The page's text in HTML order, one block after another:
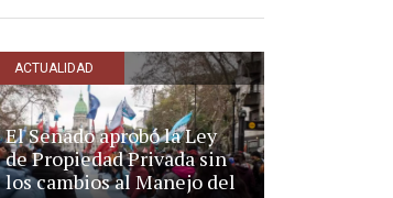
ACTUALIDAD
El Senado aprobó la Ley
de Propiedad Privada sin
los cambios al Manejo del